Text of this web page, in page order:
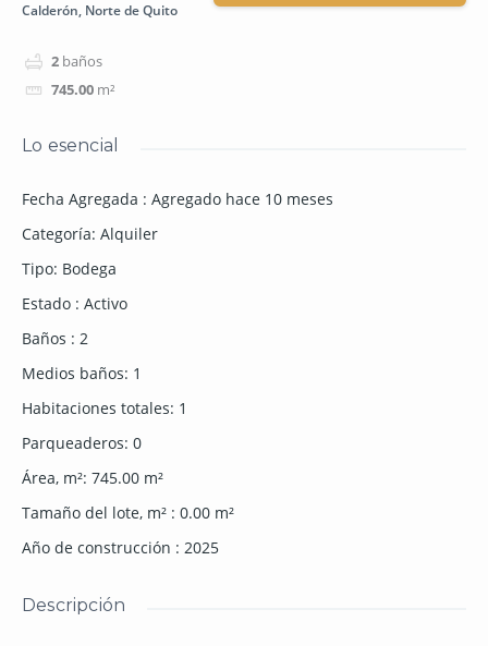
Calderón, Norte de Quito
2 baños
745.00 m²
Lo esencial
Fecha Agregada : Agregado hace 10 meses
Categoría: Alquiler
Tipo: Bodega
Estado : Activo
Baños : 2
Medios baños: 1
Habitaciones totales: 1
Parqueaderos: 0
Área, m²: 745.00 m²
Tamaño del lote, m² : 0.00 m²
Año de construcción : 2025
Descripción